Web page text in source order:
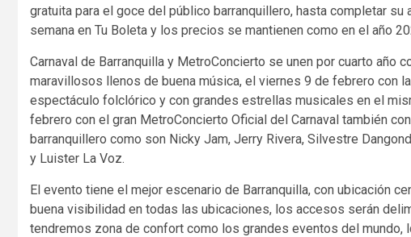
gratuita para el goce del público barranquillero, hasta completar
semana en Tu Boleta y los precios se mantienen como en el año
Carnaval de Barranquilla y MetroConcierto se unen por cuarto
maravillosos llenos de buena música, el viernes 9 de febrero con
espectáculo folclórico y con grandes estrellas musicales en el
febrero con el gran MetroConcierto Oficial del Carnaval también
barranquillero como son Nicky Jam, Jerry Rivera, Silvestre
y Luister La Voz.
El evento tiene el mejor escenario de Barranquilla, con ubicación
buena visibilidad en todas las ubicaciones, los accesos serán
tendremos zona de confort como los grandes eventos del mundo,